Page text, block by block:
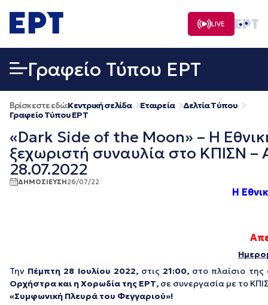
σε
περιεχόμενο
LIVE
Γραφείο Τύπου ΕΡΤ
Βρίσκεστε εδώ:Κεντρική σελίδα Εταιρεία
Δελτία Τύπου
Γραφείο Τύπου ΕΡΤ
«Dark Side of the Moon» – H
ξεχωριστή συναυλία στο ΚΠΙΣΝ
28.07.2022
ΔΗΜΟΣΙΕΥΣΗ26/07/22
H
Την Πέμπτη 28 Ιουλίου 2022, στις21:00, στο πλαίσιο της
Ορχήστρα και η Χορωδία της ΕΡΤ, σε συνεργασία με το
«Συμφωνική Πλευρά του Φεγγαριού»!